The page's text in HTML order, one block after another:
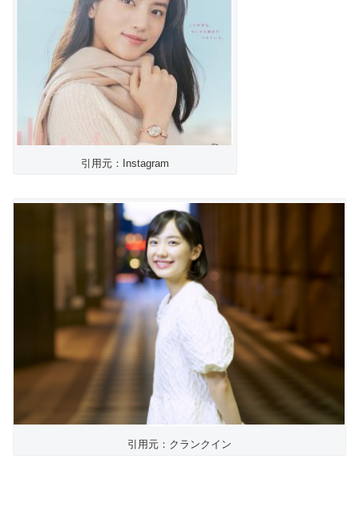
引用元：Instagram
引用元：クランクイン